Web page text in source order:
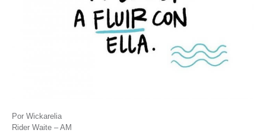
Por Wickarelia
Rider Waite – AM